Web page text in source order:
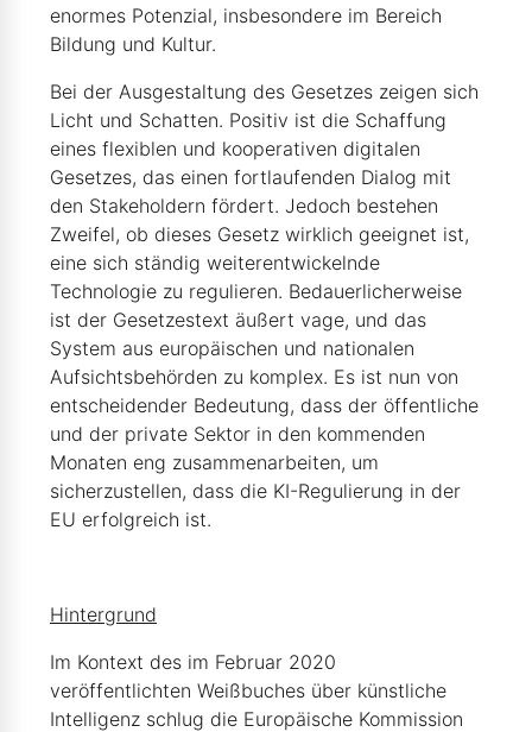
enormes Potenzial, insbesondere im Bereich
Bildung und Kultur.
Bei der Ausgestaltung des Gesetzes zeigen sich
Licht und Schatten. Positiv ist die Schaffung
eines flexiblen und kooperativen digitalen
Gesetzes, das einen fortlaufenden Dialog mit
den Stakeholdern fördert. Jedoch bestehen
Zweifel, ob dieses Gesetz wirklich geeignet ist,
eine sich ständig weiterentwickelnde
Technologie zu regulieren. Bedauerlicherweise
ist der Gesetzestext äußert vage, und das
System aus europäischen und nationalen
Aufsichtsbehörden zu komplex. Es ist nun von
entscheidender Bedeutung, dass der öffentliche
und der private Sektor in den kommenden
Monaten eng zusammenarbeiten, um
sicherzustellen, dass die KI-Regulierung in der
EU erfolgreich ist.
Hintergrund
Im Kontext des im Februar 2020
veröffentlichten Weißbuches über künstliche
Intelligenz schlug die Europäische Kommission